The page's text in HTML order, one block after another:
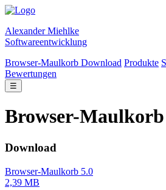
Alexander Miehlke
Softwareentwicklung
Browser-Maulkorb Download Produkte
Bewertungen
☰
Browser-
Download
Browser-Maulkorb 5.0
2,39 MB